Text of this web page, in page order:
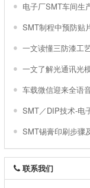
电子厂SMT车间生
SMT制程中预防贴
一文读懂三防漆工
一文了解光通讯光
车载微信迎来全语
SMT／DIP技术-电
SMT锡膏印刷步骤
联系我们